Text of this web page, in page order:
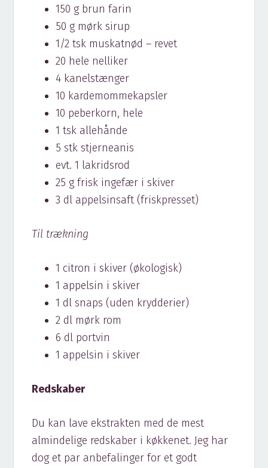
150 g brun farin
50 g mørk sirup
1/2 tsk muskatnød – revet
20 hele nelliker
4 kanelstænger
10 kardemommekapsler
10 peberkorn, hele
1 tsk allehånde
5 stk stjerneanis
evt. 1 lakridsrod
25 g frisk ingefær i skiver
3 dl appelsinsaft (friskpresset)
Til trækning
1 citron i skiver (økologisk)
1 appelsin i skiver
1 dl snaps (uden krydderier)
2 dl mørk rom
6 dl portvin
1 appelsin i skiver
Redskaber
Du kan lave ekstrakten med de mest
almindelige redskaber i køkkenet. Jeg har
dog et par anbefalinger for et godt